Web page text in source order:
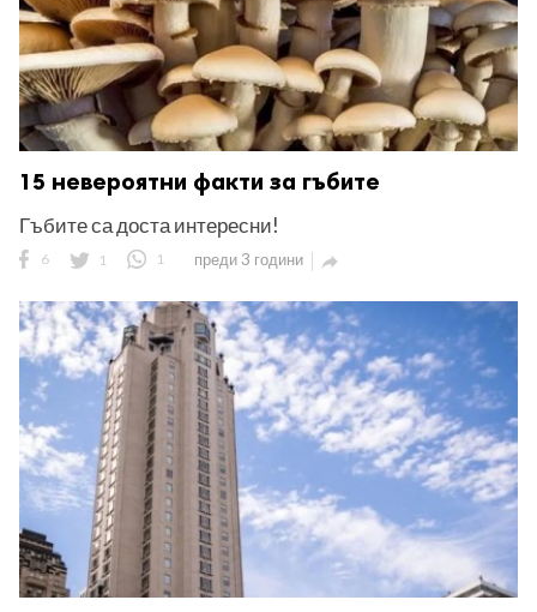
15 невероятни факти за гъбите
Гъбите са доста интересни!
6 1 1 преди 3 години 